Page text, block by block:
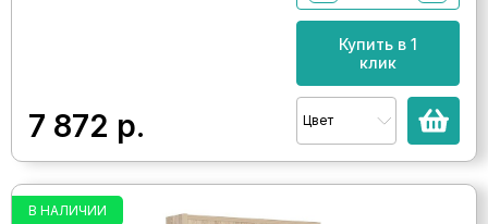
7 872 р.
Купить в 1
клик
Цвет
В НАЛИЧИИ